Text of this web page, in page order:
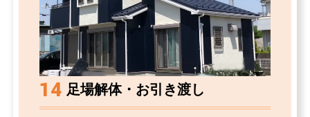
14 足場解体・お引き渡し